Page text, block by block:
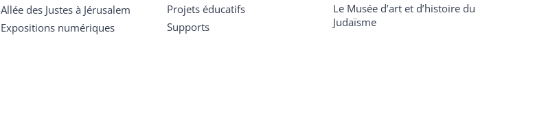
Allée des Justes à Jérusalem
Expositions numériques
Projets éducatifs
Supports
Le Musée d’art et d’histoire du
Judaïsme